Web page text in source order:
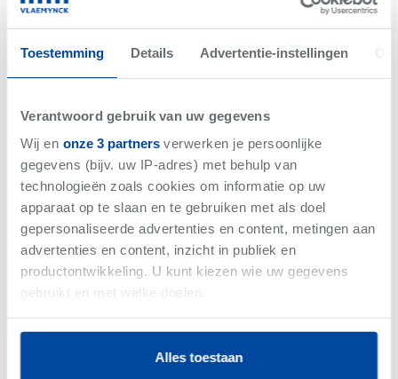
Toestemming Details Advertentie-instellingen
Verantwoord gebruik van uw gegevens
Wij en onze 3 partnersverwerken je persoonlijke
gegevens (bijv. uw IP-adres) met behulp van
technologieën zoals cookies om informatie op uw
apparaat op te slaan en te gebruiken met als doel
gepersonaliseerde advertenties en content, metingen aan
advertenties en content, inzicht in publiek en
productontwikkeling. U kunt kiezen wie uw gegevens
gebruikt en met welke doelen.
Als u het toestaat, willen we ook graag:
Informatie verzamelen over uw geografische
Alles toestaan
VERKOCHT
-Woning
Vlaemynck business magazine